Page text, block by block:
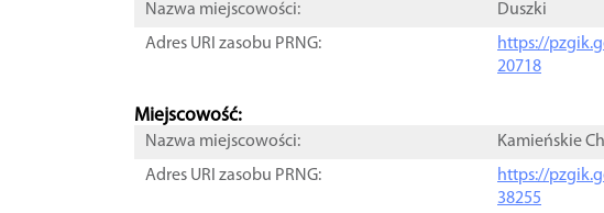
Nazwa miejscowości:
Duszki
Adres URI zasobu PRNG:
https://
20718
Miejscowość:
Nazwa miejscowości:
Kamieńskie
Adres URI zasobu PRNG:
https://
38255